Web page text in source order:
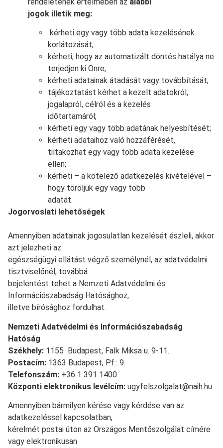
jogok illetik meg:
kérheti egy vagy több adata kezelésének
korlátozását;
kérheti, hogy az automatizált döntés hatálya ne
terjedjen ki Önre;
kérheti adatainak átadását vagy továbbítását;
tájékoztatást kérhet a kezelt adatokról,
jogalapról, célról és a kezelés
időtartamáról;
kérheti egy vagy több adatának helyesbítését;
kérheti adataihoz való hozzáférését,
tiltakozhat egy vagy több adata kezelése
ellen;
kérheti – a kötelező adatkezelés kivételével –
hogy töröljük egy vagy több
adatát.
Jogorvoslati lehetőségek
Amennyiben adatainak jogosulatlan kezelését észleli, akkor
azt jelezheti az
egészségügyi ellátást végző személynél, az adatvédelmi
tisztviselőnél, továbbá
bejelentést tehet a Nemzeti Adatvédelmi és
Információszabadság Hatósághoz,
illetve bírósághoz fordulhat.
Nemzeti Adatvédelmi és Információszabadság
Hatóság
Székhely: 1155 Budapest, Falk Miksa u. 9-11.
Postacím: 1363 Budapest, Pf.: 9.
Telefonszám: +36 1 391 1400
Központi elektronikus levélcím: ugyfelszolgalat@naih.hu
Amennyiben bármilyen kérése vagy kérdése van az
adatkezeléssel kapcsolatban,
kérelmét postai úton az Országos Mentőszolgálat címére
vagy elektronikusan